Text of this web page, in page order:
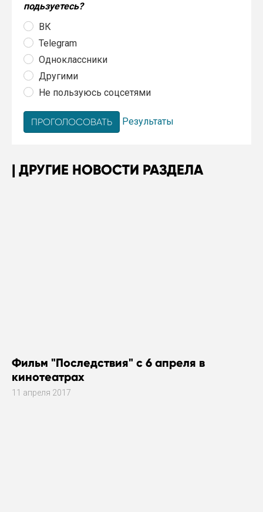
подьзуетесь?
ВК
Telegram
Одноклассники
Другими
Не пользуюсь соцсетями
Результаты
ДРУГИЕ НОВОСТИ РАЗДЕЛА
Фильм "Последствия" с 6 апреля в
кинотеатрах
11 апреля 2017